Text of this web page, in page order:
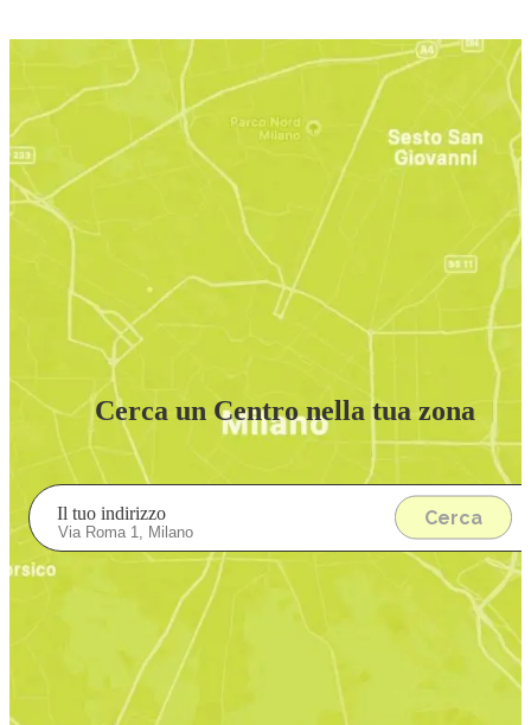
Cerca un Centro nella tua zona
Il tuo indirizzo Cerca